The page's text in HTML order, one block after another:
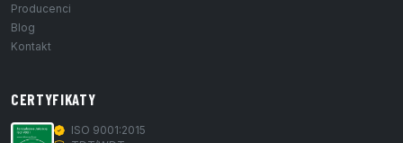
Producenci
Blog
Kontakt
CERTYFIKATY
ISO 9001:2015